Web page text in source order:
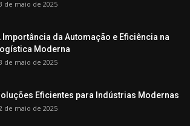
de maio de 2025
Importância da Automação e Eficiência na
Moderna
de maio de 2025
Eficientes para Indústrias Modernas
de maio de 2025